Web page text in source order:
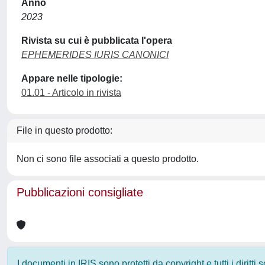
Anno
2023
Rivista su cui è pubblicata l'opera
EPHEMERIDES IURIS CANONICI
Appare nelle tipologie:
01.01 - Articolo in rivista
File in questo prodotto:
Non ci sono file associati a questo prodotto.
Pubblicazioni consigliate